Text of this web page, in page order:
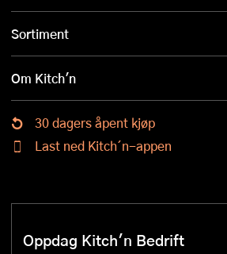
Sortiment
Om Kitch'n
30 dagers åpent kjøp
Last ned Kitch´n-appen
Oppdag Kitch'n Bedrift